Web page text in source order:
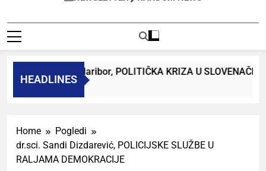
HEADLINES
Bojan Macuh, Maribor, POLITIČKA KRIZA U
Home
Pogledi
dr.sci. Sandi Dizdarević, POLICIJSKE SLUŽBE U
RALJAMA DEMOKRACIJE